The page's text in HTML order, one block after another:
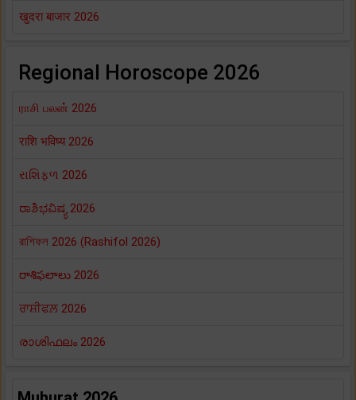
खुदरा बाजार 2026
Regional Horoscope 2026
ராசி பலன் 2026
राशि भविष्य 2026
રાશિફળ 2026
ರಾಶಿಭವಿಷ್ಯ 2026
রাশিফল 2026 (Rashifol 2026)
రాశిఫలాలు 2026
ਰਾਸ਼ੀਫਲ਼ 2026
രാശിഫലം 2026